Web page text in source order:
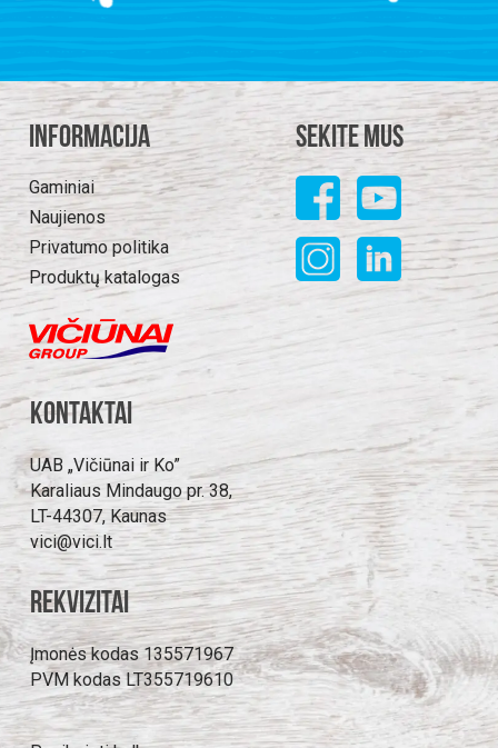
Informacija
Gaminiai
Naujienos
Privatumo politika
Produktų katalogas
Sekite mus
Kontaktai
UAB „Vičiūnai ir Ko”
Karaliaus Mindaugo pr. 38,
LT-44307, Kaunas
vici@vici.lt
Rekvizitai
Įmonės kodas 135571967
PVM kodas LT355719610